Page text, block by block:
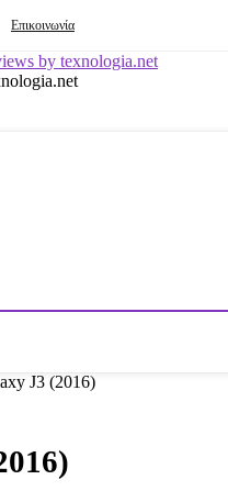
Επικοινωνία
J3 (2016)